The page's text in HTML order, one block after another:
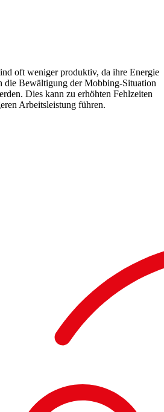
oft weniger produktiv, da ihre Energie
die Bewältigung der Mobbing-Situation
Dies kann zu erhöhten Fehlzeiten
Arbeitsleistung führen.